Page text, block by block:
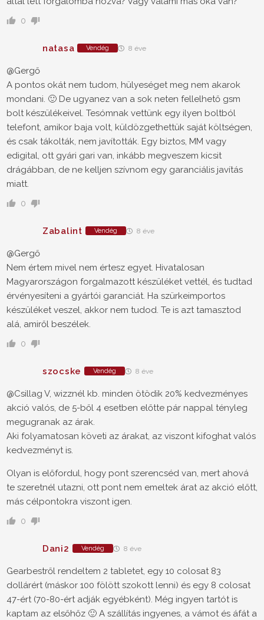
0
natasa Vendég 8 éve
@Gergő
A pontos okát nem tudom, hülyeséget meg nem akarok
mondani. 🙂 De ugyanez van a sok neten fellelhető gsm
bolt készülékeivel. Tesómnak vettünk egy ilyen boltból
telefont, amikor baja volt, küldözgethettük saját költségen,
és csak tákolták, nem javították. Egy biztos, MM vagy
edigital, ott gyári gari van, inkább megveszem kicsit
drágábban, de ne kelljen szívnom egy garanciális javítás
miatt.
0
Zabalint Vendég 8 éve
@Gergő
Nem értem mivel nem értesz egyet. Hivatalosan
Magyarországon forgalmazott készüléket vettél, és tudtad
érvényesíteni a gyártói garanciát. Ha szürkeimportos
készüléket veszel, akkor nem tudod. Te is azt tamasztod
alá, amiről beszélek.
0
szocske Vendég 8 éve
@Csillag V, wizznél kb. minden ötödik 20% kedvezményes
akció valós, de 5-ből 4 esetben előtte pár nappal tényleg
megugranak az árak.
Aki folyamatosan követi az árakat, az viszont kifoghat valós
kedvezményt is.
Olyan is előfordul, hogy pont szerencséd van, mert ahová
te szeretnél utazni, ott pont nem emeltek árat az akció előtt,
más célpontokra viszont igen.
0
Dani2 Vendég 8 éve
Gearbestről rendeltem 2 tabletet, egy 10 colosat 83
dollárért (máskor 100 fölött szokott lenni) és egy 8 colosat
47-ért (70-80-ért adják egyébként). Még ingyen tartót is
kaptam az elsőhőz 🙂 A szállítás ingyenes, a vámot és áfát a